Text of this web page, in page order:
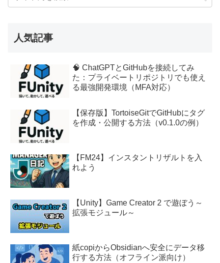
人気記事
🧠 ChatGPTとGitHubを接続してみ
た：プライベートリポジトリでも使え
る最強開発環境（MFA対応）
【保存版】TortoiseGitでGitHubにタグ
を作成・公開する方法（v0.1.0の例）
【FM24】インスタントリザルトを入
れよう
【Unity】Game Creator 2 で遊ぼう～
拡張モジュール～
紙copiからObsidianへ安全にデータ移
行する方法（オフライン派向け）